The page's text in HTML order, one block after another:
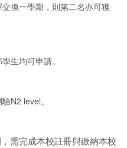
換一學期，則第二名亦可獲
生均可申請。
N2 level。
需完成本校註冊與繳納本校